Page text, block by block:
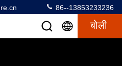
86--13853233236
बोली